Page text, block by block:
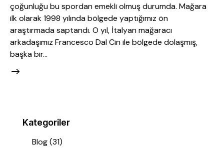
çoğunluğu bu spordan emekli olmuş durumda. Mağara
ilk olarak 1998 yılında bölgede yaptığımız ön
araştırmada saptandı. O yıl, İtalyan mağaracı
arkadaşımız Francesco Dal Cin ile bölgede dolaşmış,
başka bir…
Kategoriler
Blog(31)